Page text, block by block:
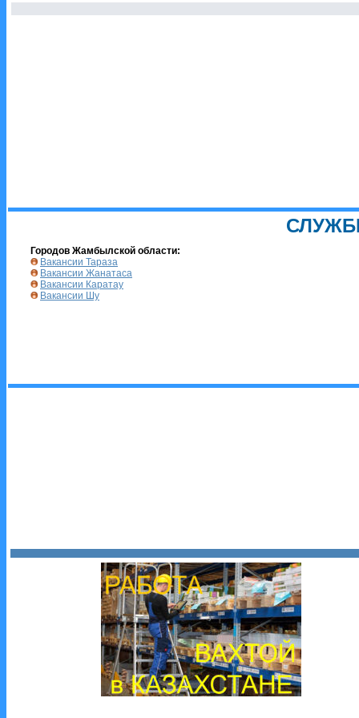
Городов Жамбылской области:
Вакансии Тараза
Вакансии Жанатаса
Вакансии Каратау
Вакансии Шу